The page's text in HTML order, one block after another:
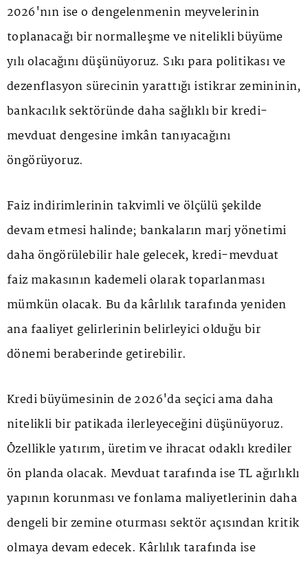
2026'nın ise o dengelenmenin meyvelerinin
toplanacağı bir normalleşme ve nitelikli büyüme
yılı olacağını düşünüyoruz. Sıkı para politikası ve
dezenflasyon sürecinin yarattığı istikrar zemininin,
bankacılık sektöründe daha sağlıklı bir kredi-
mevduat dengesine imkân tanıyacağını
öngörüyoruz.
Faiz indirimlerinin takvimli ve ölçülü şekilde
devam etmesi halinde; bankaların marj yönetimi
daha öngörülebilir hale gelecek, kredi-mevduat
faiz makasının kademeli olarak toparlanması
mümkün olacak. Bu da kârlılık tarafında yeniden
ana faaliyet gelirlerinin belirleyici olduğu bir
dönemi beraberinde getirebilir.
Kredi büyümesinin de 2026'da seçici ama daha
nitelikli bir patikada ilerleyeceğini düşünüyoruz.
Özellikle yatırım, üretim ve ihracat odaklı krediler
ön planda olacak. Mevduat tarafında ise TL ağırlıklı
yapının korunması ve fonlama maliyetlerinin daha
dengeli bir zemine oturması sektör açısından kritik
olmaya devam edecek. Kârlılık tarafında ise